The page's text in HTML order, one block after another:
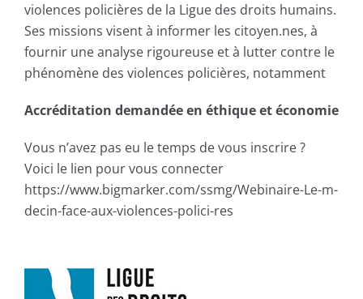
violences policières de la Ligue des droits humains.
Ses missions visent à informer les citoyen.nes, à
fournir une analyse rigoureuse et à lutter contre le
phénomène des violences policières, notamment
Accréditation demandée en éthique et économie
Vous n’avez pas eu le temps de vous inscrire ?
Voici le lien pour vous connecter
https://www.bigmarker.com/ssmg/Webinaire-Le-m-
decin-face-aux-violences-polici-res